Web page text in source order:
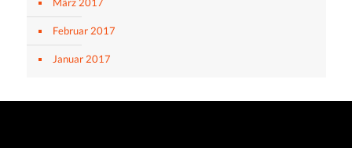
Februar 2017
Januar 2017